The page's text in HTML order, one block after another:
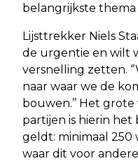
belangrijkste thema
Lijsttrekker Niels
de urgentie en wilt
versnelling zetten.
naar waar we de
bouwen.’’ Het
partijen is hierin het
geldt: minimaal 250
waar dit voor